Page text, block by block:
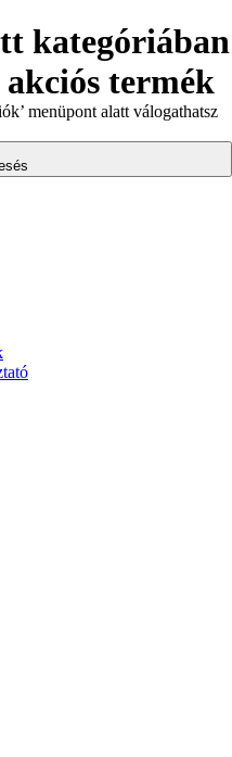
kategóriában
termék
menüpont alatt válogathatsz